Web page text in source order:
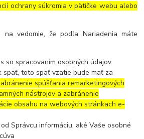
ochrany súkromia v pätičke webu alebo
na vedomie, že podľa Nariadenia máte
so spracovaním osobných údajov
späť, toto späť vzatie bude mať za
spúšťania remarketingových
nástrojov a zabránenie
obsahu na webových stránkach e-
Správcu informáciu, aké Vaše osobné